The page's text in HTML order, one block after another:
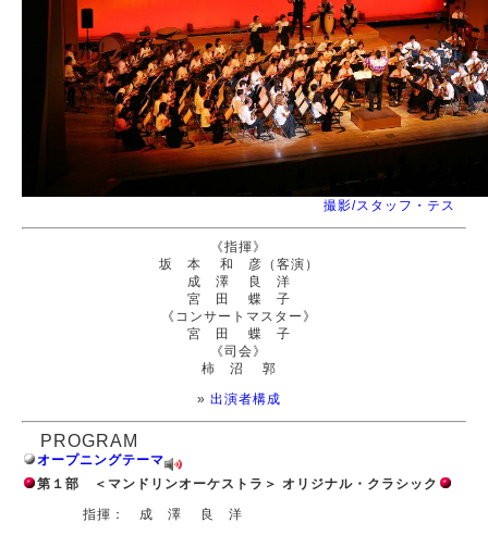
撮影/スタッフ・テス
《指揮》
坂 本 和 彦（客演）
成 澤 良 洋
宮 田 蝶 子
《コンサートマスター》
宮 田 蝶 子
《司会》
柿 沼 郭
» 出演者構成
PROGRAM
オープニングテーマ
第１部 ＜マンドリンオーケストラ＞ オリジナル・クラシック
指揮： 成 澤 良 洋